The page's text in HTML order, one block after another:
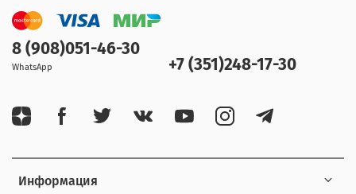
Информация
8 (908)051-46-30
WhatsApp +7 (351)248-17-30